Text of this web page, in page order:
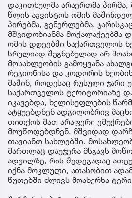
დაკითხულმა არაერთმა პირმა,
წლის აგვისტოს ომის
პირებმა, გენერლებმა,
მშვიდობიანმა მოქალაქეებმა
ომის დღეებში საქართველოს
სრულიად შეგნებულად არ
მოსახლეობის გამოყვანა
რეგიონისა და კოდორის
მაშინ, როდესაც რუსული ჯარი
საქართველოს ტერიტორიაზე
იკავებდა, ხელისუფლების
ატყუებდნენ ადგილობრივ
თითქოს მათ არაფერი
მოუწოდებდნენ, მშვიდად
თავიანთ სახლებში.
მართლაც დაუჯერა მსგავს
ადგილზე, რის შედეგადაც
იქნა მოკლული, ათასობით
წუთებში ძლივს მოახერხა